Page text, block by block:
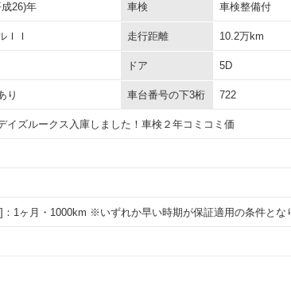
26)年 車検 車検整備付
ＩＩ 走行距離 10.2万km
ドア 5D
り 車台番号の下3桁 722
イズルークス入庫しました！車検２年コミコミ価
：1ヶ月・1000km ※いずれか早い時期が保証適用の条件とな